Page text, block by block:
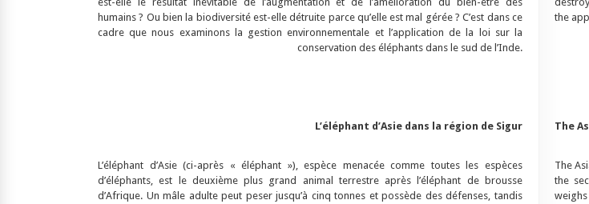
humains ? Ou bien la biodiversité est-elle détruite parce qu’elle est mal gérée ? C’est dans ce
cadre que nous examinons la gestion environnementale et l’application de la loi sur la
conservation des éléphants dans le sud de l’Inde.
the
L’éléphant d’Asie dans la région de Sigur The
L’éléphant d’Asie (ci-après « éléphant »), espèce menacée comme toutes les espèces
d’éléphants, est le deuxième plus grand animal terrestre après l’éléphant de brousse
d’Afrique. Un mâle adulte peut peser jusqu’à cinq tonnes et possède des défenses, tandis
The
the